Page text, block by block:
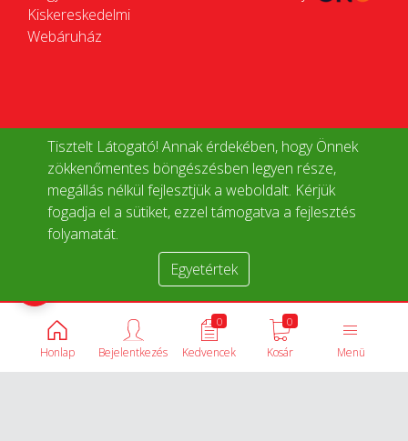
Tisztelt Látogató! Annak érdekében, hogy Önnek
zökkenőmentes böngészésben legyen része,
megállás nélkül fejlesztjük a weboldalt. Kérjük
fogadja el a sütiket, ezzel támogatva a fejlesztés
folyamatát.
Egyetértek
Kiskereskedelmi
Webáruház
Honlap Menü
0
Kosár
0
Kedvencek
Bejelentkezés
Termékek összehasonlítása